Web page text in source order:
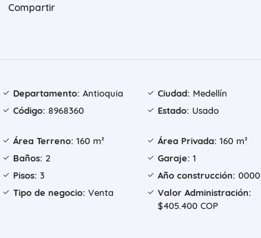
Compartir
Departamento: Antioquia Ciudad: Medellín
Código: 8968360 Estado: Usado
Área Terreno: 160 m² Área Privada: 160 m²
Baños: 2 Garaje: 1
Pisos: 3 Año construcción: 0000
Tipo de negocio: Venta
Valor Administración:
$405.400 COP